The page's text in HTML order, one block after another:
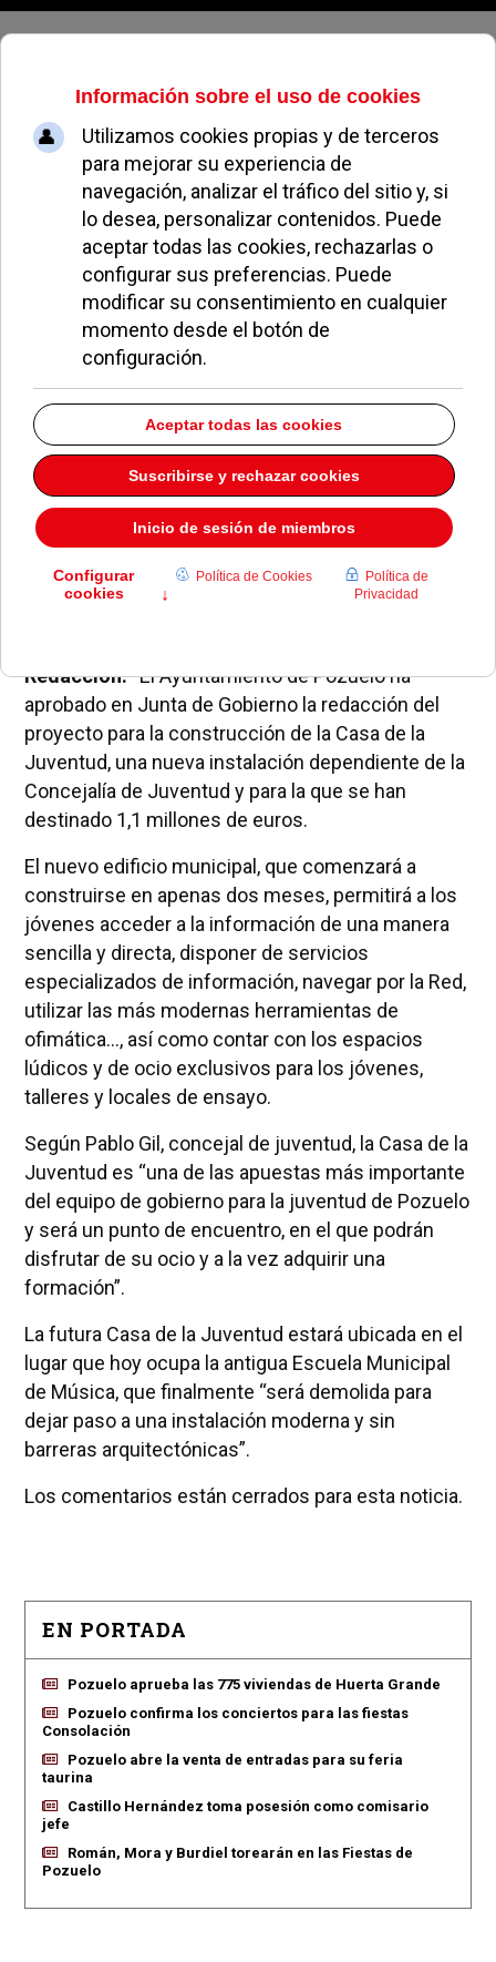
Jueves, 06 de agosto de 2026
La Casa de la Juventud
comenzará a construirse en dos
meses con un presupuesto de 1,1
millones
REDACCIÓN NOTICIAS DE POZUELO 10 SEPTIEMBRE 2004
El Ayuntamiento de Pozuelo ha aprobado en Junta
de Gobierno la redacción del proyecto para la
construcción de la Casa de la Juventud, que se
comenzará a erigir en apenas dos meses con un
presupuesto de 1,1 millones de euros • La nueva
instalación estará dotada de varias salas de
estudio, una zona de ocio, locales de ensayo,
puntos físicos de información, salas de
Redacción.-El Ayuntamiento de Pozuelo ha
aprobado en Junta de Gobierno la redacción del
proyecto para la construcción de la Casa de la
Juventud, una nueva instalación dependiente de la
Concejalía de Juventud y para la que se han
destinado 1,1 millones de euros.
El nuevo edificio municipal, que comenzará a
construirse en apenas dos meses, permitirá a los
jóvenes acceder a la información de una manera
sencilla y directa, disponer de servicios
especializados de información, navegar por la Red,
utilizar las más modernas herramientas de
ofimática..., así como contar con los espacios
lúdicos y de ocio exclusivos para los jóvenes,
talleres y locales de ensayo.
Según Pablo Gil, concejal de juventud, la Casa de la
Juventud es “una de las apuestas más importante
del equipo de gobierno para la juventud de Pozuelo
y será un punto de encuentro, en el que podrán
disfrutar de su ocio y a la vez adquirir una
formación”.
La futura Casa de la Juventud estará ubicada en el
lugar que hoy ocupa la antigua Escuela Municipal
de Música, que finalmente “será demolida para
dejar paso a una instalación moderna y sin
barreras arquitectónicas”.
Los comentarios están cerrados para esta noticia.
EN PORTADA
Pozuelo aprueba las 775 viviendas de Huerta Grande
Pozuelo confirma los conciertos para las fiestas
Consolación
Pozuelo abre la venta de entradas para su feria
taurina
Castillo Hernández toma posesión como comisario
jefe
Román, Mora y Burdiel torearán en las Fiestas de
Pozuelo